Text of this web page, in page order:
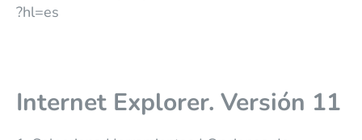
?hl=es
Internet Explorer. Versión 11